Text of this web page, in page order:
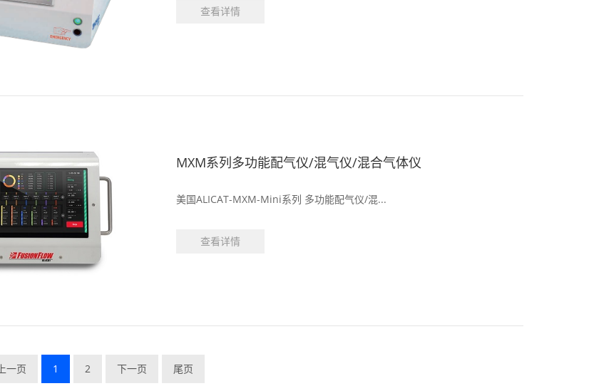
查看详情
MXM系列多功能配气仪/混气仪/混合气体仪
美国ALICAT-MXM-Mini系列 多功能配气仪/混...
查看详情
上一页 1 2 下一页 尾页